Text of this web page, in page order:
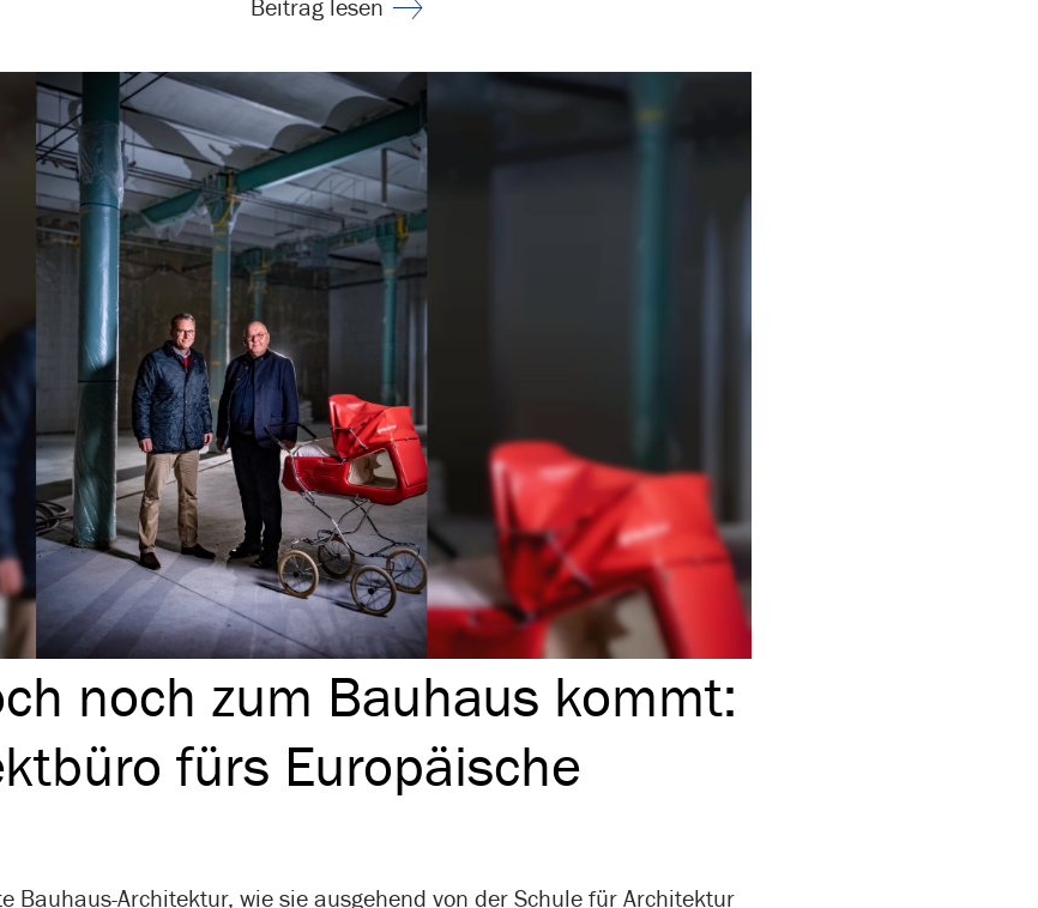
Beitrag lesen
noch zum Bauhaus kommt:
fürs Euro­päi­sche
Bauhaus-Architektur, wie sie ausgehend von der Schule für Architektur